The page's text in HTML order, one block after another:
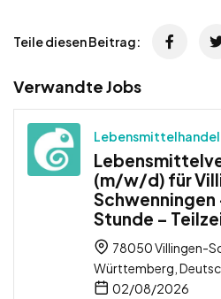
Teile diesen Beitrag:
Verwandte Jobs
Lebensmittelhandel
(m/w/d) für
Schwenningen
Stunde –
78050 Villingen-
Württemberg,
02/08/2026